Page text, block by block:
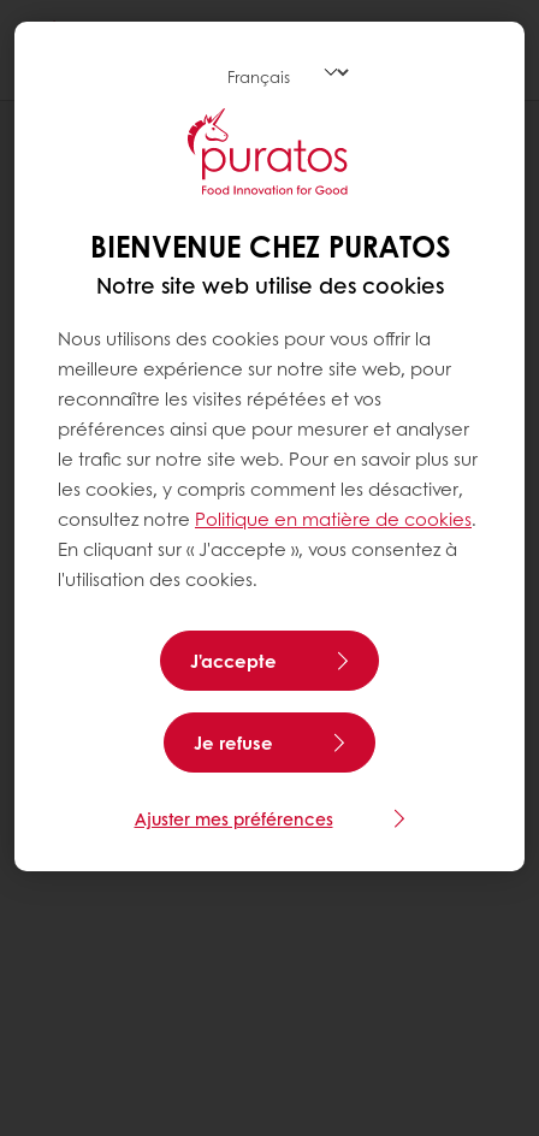
RECETTES
TARTELETTE LAIT POIRE
BIENVENUE CHEZ PURATOS
Notre site web utilise des cookies
Nous utilisons des cookies pour vous offrir la
meilleure expérience sur notre site web, pour
reconnaître les visites répétées et vos
préférences ainsi que pour mesurer et analyser
le trafic sur notre site web. Pour en savoir plus sur
les cookies, y compris comment les désactiver,
consultez notre Politique en matière de cookies.
En cliquant sur « J'accepte », vous consentez à
l'utilisation des cookies.
J'accepte
Je refuse
Ajuster mes préférences